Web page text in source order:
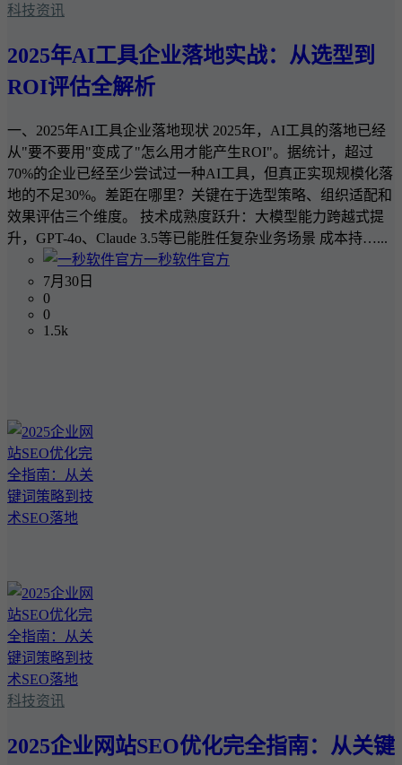
科技资讯
2025年AI工具企业落地实战：从选型到
ROI评估全解析
一、2025年AI工具企业落地现状 2025年，AI工具的落地已经
从"要不要用"变成了"怎么用才能产生ROI"。据统计，超过
70%的企业已经至少尝试过一种AI工具，但真正实现规模化落
地的不足30%。差距在哪里？关键在于选型策略、组织适配和
效果评估三个维度。 技术成熟度跃升：大模型能力跨越式提
升，GPT-4o、Claude 3.5等已能胜任复杂业务场景 成本持…...
一秒软件官方
7月30日
0
0
1.5k
科技资讯
2025企业网站SEO优化完全指南：从关键